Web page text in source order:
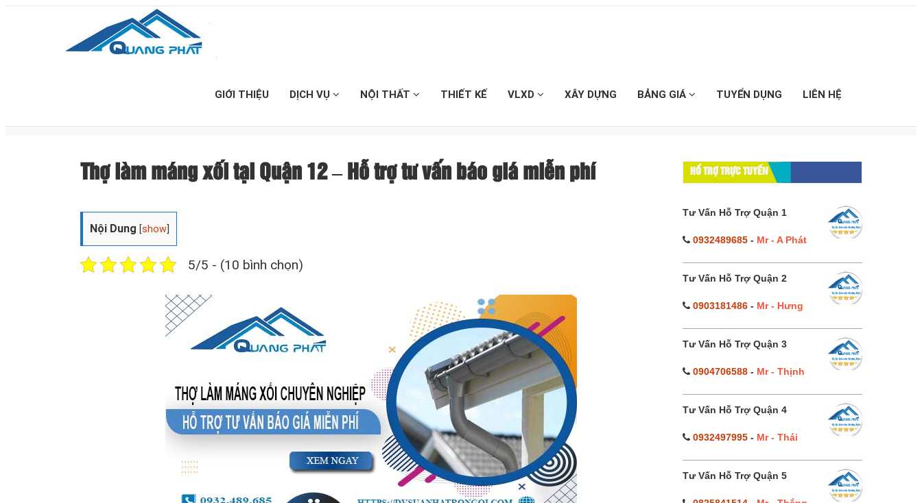
GIỚI THIỆU DỊCH VỤ NỘI THẤT THIẾT KẾ VLXD XÂY DỰNG BẢNG GIÁ TUYỂN DỤNG LIÊN HỆ
Thợ làm máng xối tại Quận 12 – Hỗ trợ tư vấn báo giá miễn phí
Nội Dung [show
5/5 - (10 bình chọn)
HỔ TRỢ TRỰC TUYẾN
Tư Vấn Hỗ Trợ Quận 1
0932489685- Mr - A Phát
Tư Vấn Hỗ Trợ Quận 2
0903181486- Mr - Hưng
Tư Vấn Hỗ Trợ Quận 3
0904706588- Mr - Thịnh
Tư Vấn Hỗ Trợ Quận 4
0932497995- Mr - Thái
Tư Vấn Hỗ Trợ Quận 5